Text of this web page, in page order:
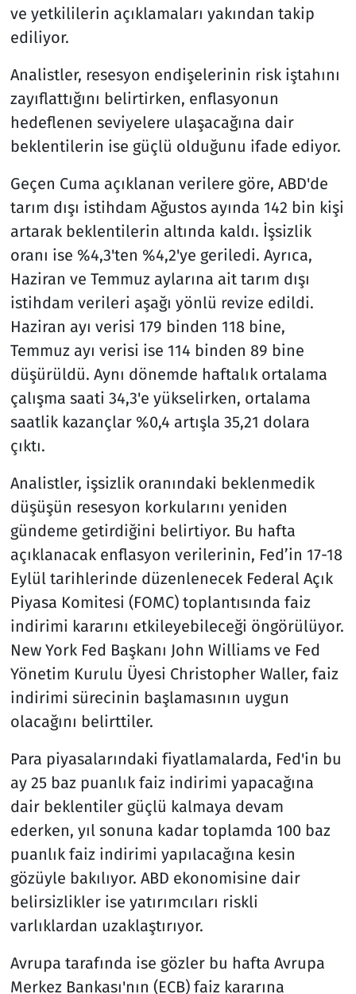
ve yetkililerin açıklamaları yakından takip
ediliyor.
Analistler, resesyon endişelerinin risk iştahını
zayıflattığını belirtirken, enflasyonun
hedeflenen seviyelere ulaşacağına dair
beklentilerin ise güçlü olduğunu ifade ediyor.
Geçen Cuma açıklanan verilere göre, ABD'de
tarım dışı istihdam Ağustos ayında 142 bin kişi
artarak beklentilerin altında kaldı. İşsizlik
oranı ise %4,3'ten %4,2'ye geriledi. Ayrıca,
Haziran ve Temmuz aylarına ait tarım dışı
istihdam verileri aşağı yönlü revize edildi.
Haziran ayı verisi 179 binden 118 bine,
Temmuz ayı verisi ise 114 binden 89 bine
düşürüldü. Aynı dönemde haftalık ortalama
çalışma saati 34,3'e yükselirken, ortalama
saatlik kazançlar %0,4 artışla 35,21 dolara
çıktı.
Analistler, işsizlik oranındaki beklenmedik
düşüşün resesyon korkularını yeniden
gündeme getirdiğini belirtiyor. Bu hafta
açıklanacak enflasyon verilerinin, Fed’in 17-18
Eylül tarihlerinde düzenlenecek Federal Açık
Piyasa Komitesi (FOMC) toplantısında faiz
indirimi kararını etkileyebileceği öngörülüyor.
New York Fed Başkanı John Williams ve Fed
Yönetim Kurulu Üyesi Christopher Waller, faiz
indirimi sürecinin başlamasının uygun
olacağını belirttiler.
Para piyasalarındaki fiyatlamalarda, Fed'in bu
ay 25 baz puanlık faiz indirimi yapacağına
dair beklentiler güçlü kalmaya devam
ederken, yıl sonuna kadar toplamda 100 baz
puanlık faiz indirimi yapılacağına kesin
gözüyle bakılıyor. ABD ekonomisine dair
belirsizlikler ise yatırımcıları riskli
varlıklardan uzaklaştırıyor.
Avrupa tarafında ise gözler bu hafta Avrupa
Merkez Bankası'nın (ECB) faiz kararına
Teknoloji ve Bilim
Televizyon